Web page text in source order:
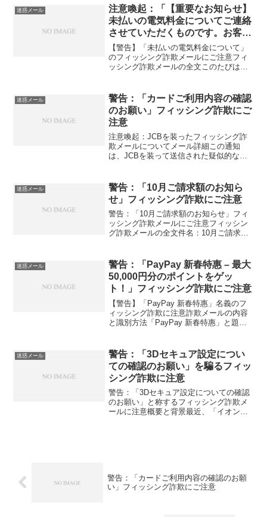
注意することで見分けることができま
す。メール本文◆注意事項※...
迷惑メール
注意喚起：「【重要なお知らせ】
未払いの電気料金についてご連絡
させていただくものです。お客様
のお支払い方法が承認されませ
ん」のフィッシング詐欺にご注意
【警告】「未払いの電気料金について」
のフィッシング詐欺メールにご注意フィ
ッシング詐欺メールの全文このたびは、
京電力エナジーパートナーをご利用いた
だき、誠にありが...
迷惑メール
警告：「カードご利用内容の確認
のお願い」フィッシング詐欺にご
注意
注意喚起：JCBを装ったフィッシング詐
欺メールについてメール詳細この通知
は、JCBを装って送信された疑似的なメ
す。以下の内容にご注意ください。差出
人正規の表示名: JCB...
迷惑メール
警告：「10月ご請求額のお知ら
せ」フィッシング詐欺にご注意
警告：「10月ご請求額のお知らせ」フィ
ッシング詐欺メールにご注意フィッシン
グ詐欺メールの全文件名：10月ご請求額
ール全文：いつもイオンマークのカード
をご...
迷惑メール
警告：「PayPay 新春特惠 – 最大
50,000円分のポイントをゲッ
ト！」フィッシング詐欺にご注意
【警告】「PayPay 新春特惠」名義のフ
ィッシング詐欺に注意詐欺メールの内容
と識別方法「PayPay 新春特惠」と題さ
提供すると謳い、利用者を誘って個人情
報を詐取しよ...
迷惑メール
警告：「3Dセキュア設定につい
ての確認のお願い」を騙るフィッ
シング詐欺に注意
警告：「3Dセキュア設定についての確認
のお願い」と称するフィッシング詐欺メ
ールに注意概要と背景最近、「イオンフ
警告：「カードご利用内容の確認のお願
い」フィッシング詐欺にご注意